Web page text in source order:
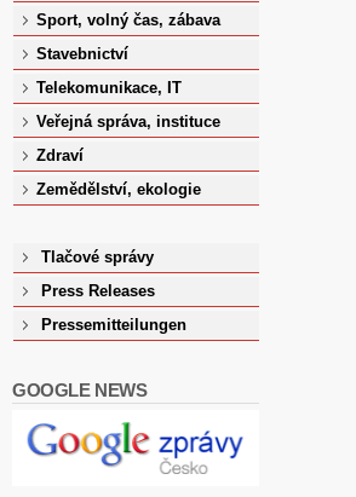
Sport, volný čas, zábava
Stavebnictví
Telekomunikace, IT
Veřejná správa, instituce
Zdraví
Zemědělství, ekologie
Tlačové správy
Press Releases
Pressemitteilungen
GOOGLE NEWS